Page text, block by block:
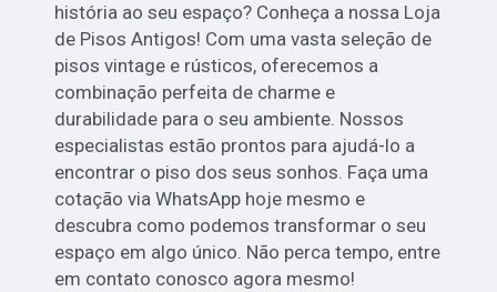
história ao seu espaço? Conheça a nossa Loja
de Pisos Antigos! Com uma vasta seleção de
pisos vintage e rústicos, oferecemos a
combinação perfeita de charme e
durabilidade para o seu ambiente. Nossos
especialistas estão prontos para ajudá-lo a
encontrar o piso dos seus sonhos. Faça uma
cotação via WhatsApp hoje mesmo e
descubra como podemos transformar o seu
espaço em algo único. Não perca tempo, entre
em contato conosco agora mesmo!